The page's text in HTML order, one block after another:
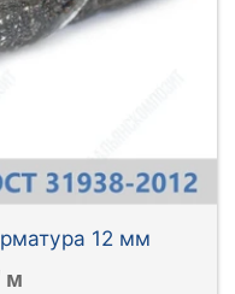
12 мм
м